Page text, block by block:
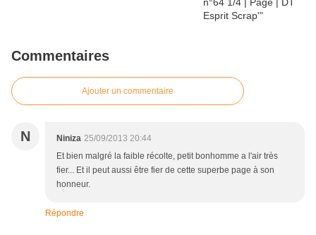
Commentaires
Ajouter un commentaire
N Niniza 25/09/2013 20:44
Et bien malgré la faible récolte, petit bonhomme a l'air très
fier... Et il peut aussi être fier de cette superbe page à son
honneur.
Répondre